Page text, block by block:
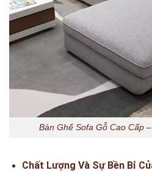
Bàn Ghế Sofa Gỗ Cao Cấp
Chất Lượng Và Sự Bền Bỉ